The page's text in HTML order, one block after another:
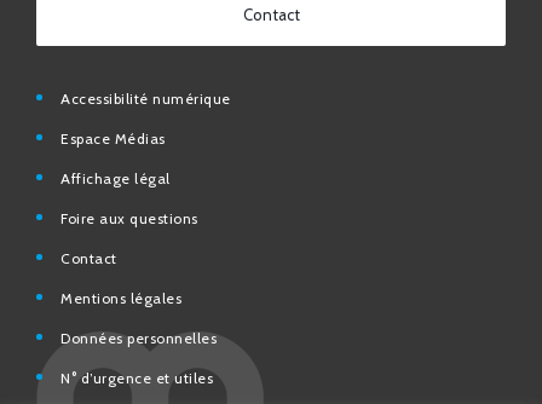
Accessibilité numérique
Charte de modération et de bonne conduite des Réseaux
sociaux de la Ville de Saint-Chamond